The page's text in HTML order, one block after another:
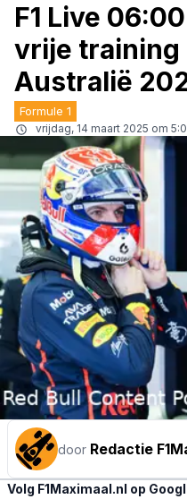
F1 Live
vrije training
Australië
Formule 1
vrijdag, 14 maart 2025 om
door Redactie
Volg F1Maximaal.nl op